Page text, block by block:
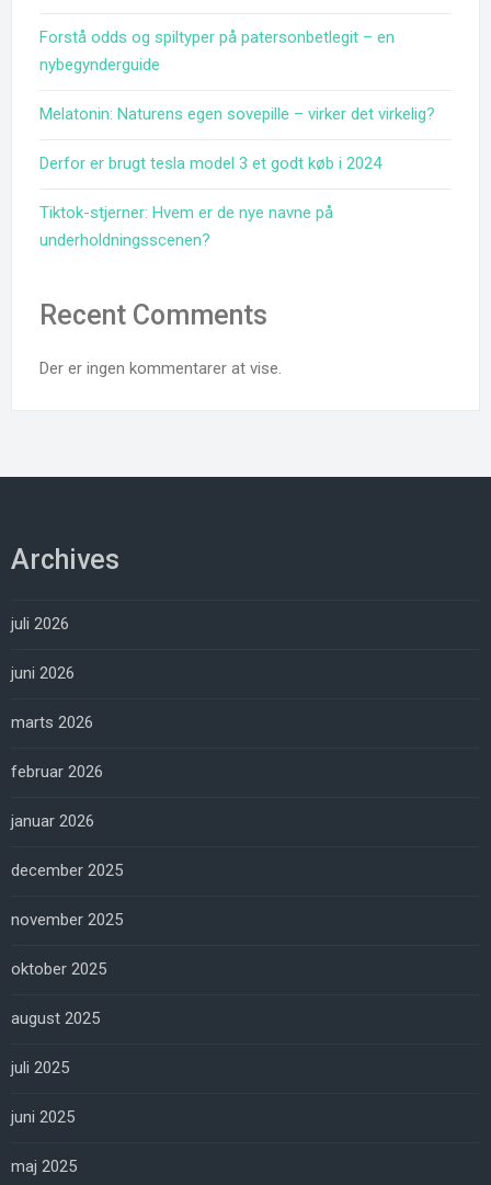
Forstå odds og spiltyper på patersonbetlegit – en
nybegynderguide
Melatonin: Naturens egen sovepille – virker det virkelig?
Derfor er brugt tesla model 3 et godt køb i 2024
Tiktok-stjerner: Hvem er de nye navne på
underholdningsscenen?
Recent Comments
Der er ingen kommentarer at vise.
Archives
juli 2026
juni 2026
marts 2026
februar 2026
januar 2026
december 2025
november 2025
oktober 2025
august 2025
juli 2025
juni 2025
maj 2025